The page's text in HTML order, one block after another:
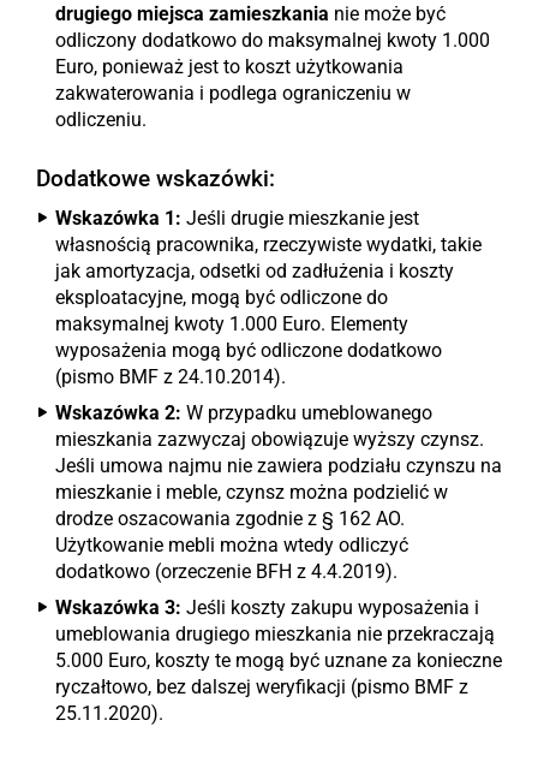
drugiego miejsca zamieszkania nie może być
odliczony dodatkowo do maksymalnej kwoty 1.000
Euro, ponieważ jest to koszt użytkowania
zakwaterowania i podlega ograniczeniu w
odliczeniu.
Dodatkowe wskazówki:
Wskazówka 1: Jeśli drugie mieszkanie jest
własnością pracownika, rzeczywiste wydatki, takie
jak amortyzacja, odsetki od zadłużenia i koszty
eksploatacyjne, mogą być odliczone do
maksymalnej kwoty 1.000 Euro. Elementy
wyposażenia mogą być odliczone dodatkowo
(pismo BMF z 24.10.2014).
Wskazówka 2: W przypadku umeblowanego
mieszkania zazwyczaj obowiązuje wyższy czynsz.
Jeśli umowa najmu nie zawiera podziału czynszu na
mieszkanie i meble, czynsz można podzielić w
drodze oszacowania zgodnie z § 162 AO.
Użytkowanie mebli można wtedy odliczyć
dodatkowo (orzeczenie BFH z 4.4.2019).
Wskazówka 3: Jeśli koszty zakupu wyposażenia i
umeblowania drugiego mieszkania nie przekraczają
5.000 Euro, koszty te mogą być uznane za konieczne
ryczałtowo, bez dalszej weryfikacji (pismo BMF z
25.11.2020).